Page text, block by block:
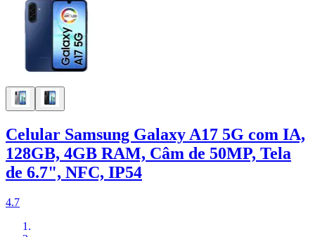
Celular Samsung Galaxy A17 5G com IA,
128GB, 4GB RAM, Câm de 50MP, Tela
de 6.7", NFC, IP54
4.7